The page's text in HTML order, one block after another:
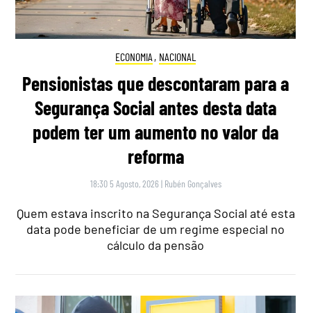
ECONOMIA , NACIONAL
Pensionistas que descontaram para a
Segurança Social antes desta data
podem ter um aumento no valor da
reforma
18:30 5 Agosto, 2026 | Rubén Gonçalves
Quem estava inscrito na Segurança Social até esta
data pode beneficiar de um regime especial no
cálculo da pensão